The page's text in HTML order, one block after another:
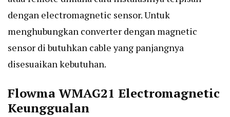
dengan electromagnetic sensor. Untuk
menghubungkan converter dengan magnetic
sensor di butuhkan cable yang panjangnya
disesuaikan kebutuhan.
Flowma WMAG21 Electromagnetic
Keunggualan